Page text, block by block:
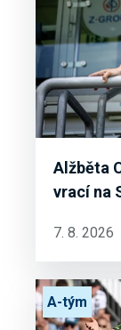
Alžběta
vrací na
7. 8. 2026
A-tým